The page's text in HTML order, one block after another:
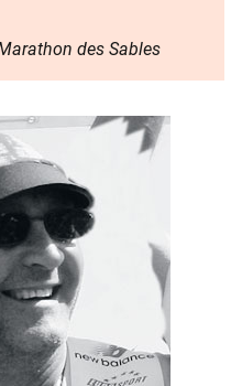
des Sables